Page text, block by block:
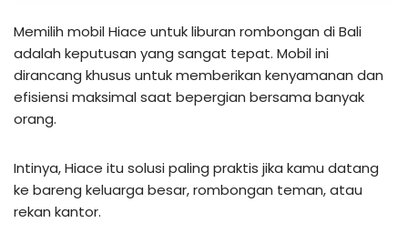
Memilih mobil Hiace untuk liburan rombongan di Bali
adalah keputusan yang sangat tepat. Mobil ini
dirancang khusus untuk memberikan kenyamanan dan
efisiensi maksimal saat bepergian bersama banyak
orang.
Intinya, Hiace itu solusi paling praktis jika kamu datang
ke bareng keluarga besar, rombongan teman, atau
rekan kantor.